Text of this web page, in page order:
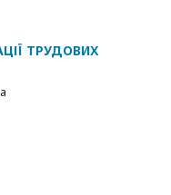
ТРУДОВИХ